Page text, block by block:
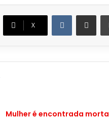
X
VK Compartilhar via e-mail
Mulher é encontrada morta